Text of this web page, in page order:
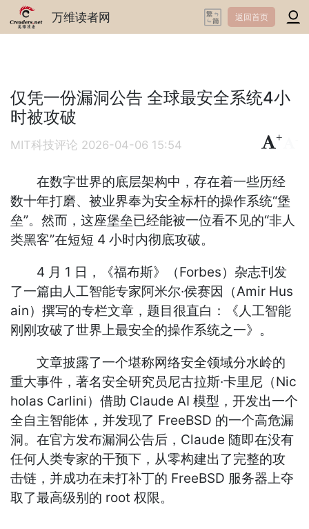
万维读者网 返回首页
仅凭一份漏洞公告 全球最安全系统4小
时被攻破
MIT科技评论 2026-04-06 15:54
+
在数字世界的底层架构中，存在着一些历经
数十年打磨、被业界奉为安全标杆的操作系统“堡
垒”。然而，这座堡垒已经能被一位看不见的“非人
类黑客”在短短 4 小时内彻底攻破。
4 月 1 日，《福布斯》（Forbes）杂志刊发
了一篇由人工智能专家阿米尔·侯赛因（Amir Hus
ain）撰写的专栏文章，题目很直白：《人工智能
刚刚攻破了世界上最安全的操作系统之一》。
文章披露了一个堪称网络安全领域分水岭的
重大事件，著名安全研究员尼古拉斯·卡里尼（Nic
holas Carlini）借助 Claude AI 模型，开发出一个
全自主智能体，并发现了 FreeBSD 的一个高危漏
洞。在官方发布漏洞公告后，Claude 随即在没有
任何人类专家的干预下，从零构建出了完整的攻
击链，并成功在未打补丁的 FreeBSD 服务器上夺
取了最高级别的 root 权限。